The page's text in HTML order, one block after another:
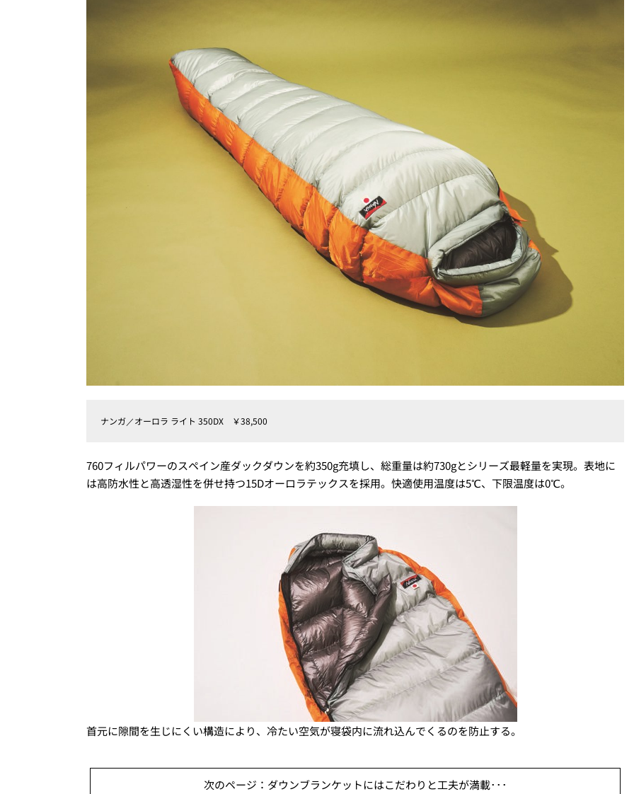
ナンガ／オーロラ ライト 350DX ￥38,500
760フィルパワーのスペイン産ダックダウンを約350g充填し、総重量は約730gとシリーズ最軽量を実現。表地に
は高防水性と高透湿性を併せ持つ15Dオーロラテックスを採用。快適使用温度は5℃、下限温度は0℃。
首元に隙間を生じにくい構造により、冷たい空気が寝袋内に流れ込んでくるのを防止する。
次のページ：ダウンブランケットにはこだわりと工夫が満載･･･